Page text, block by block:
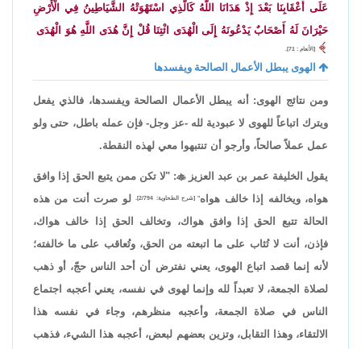
عَلَى أَعْقَابِنَا بَعْدَ إِذْ هَدَانَا اللَّهُ كَالَّذِي اسْتَهْوَتْهُ الشَّيَاطِينُ فِي الْأَرْضِ
حَيْرَانَ لَهُ أَصْحَابٌ يَدْعُونَهُ إِلَى الْهُدَى ائْتِنَا قُلْ إِنَّ هُدَى اللَّهِ هُوَ الْهُدَى
[الأنعام : 71].
الهوى يبطل الأعمال الصالحة ويفسدها
ومن نتائج الهوى: أنه يبطل الأعمال الصالحة ويفسدها، فالذي يفعل
ويترك اتباعاً للهوى لا عبودية لله -عز وجل- فإن عمله باطل، حتى ولو
عمل عملاً صالحاً، وأرجو أن تنتبهوا معي لهذه النقطة.
يقول الخليفة عمر بن عبد العزيز: "لا تكن ممن يتبع الحق إذا وافق
هواه، ويخالفه إذا خالف هواه" [شرح الطحاوية: 2/794].
لو صرت أنت من هذه
الحالة تتبع الحق إذا وافق هواك، وتخالف الحق إذا خالف هواك،
فإذن، أنت لا تُثاب على ما اتبعته من الحق، وتُعاقب على ما خالفته؛
لأنه إنما قصد اتباع الهوى، يعني نفترض أن أحد الناس حجّ، أو ذهب
لصلاة الجمعة، لا تعبداً لله وإنما لهوى في نفسه، يعني أعجبه اجتماع
الناس في صلاة الجمعة، وأعجبه منظرهم، وجاء في نفسه هذا
الالتقاء، وهذا التقابل، وتزين بعضهم لبعض، أعجبه هذا الشيء، فذهب